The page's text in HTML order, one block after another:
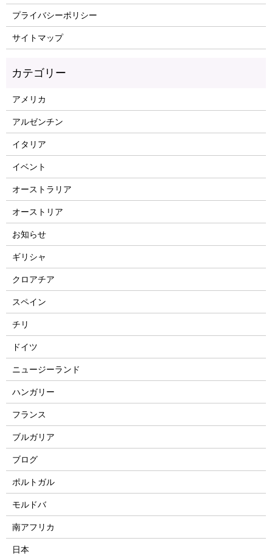
プライバシーポリシー
サイトマップ
アメリカ
アルゼンチン
イタリア
イベント
オーストラリア
オーストリア
お知らせ
ギリシャ
クロアチア
スペイン
チリ
ドイツ
ニュージーランド
ハンガリー
フランス
ブルガリア
ブログ
ポルトガル
モルドバ
南アフリカ
日本